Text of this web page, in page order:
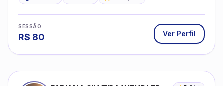
R$80 Ver Perfil
5.0(2)